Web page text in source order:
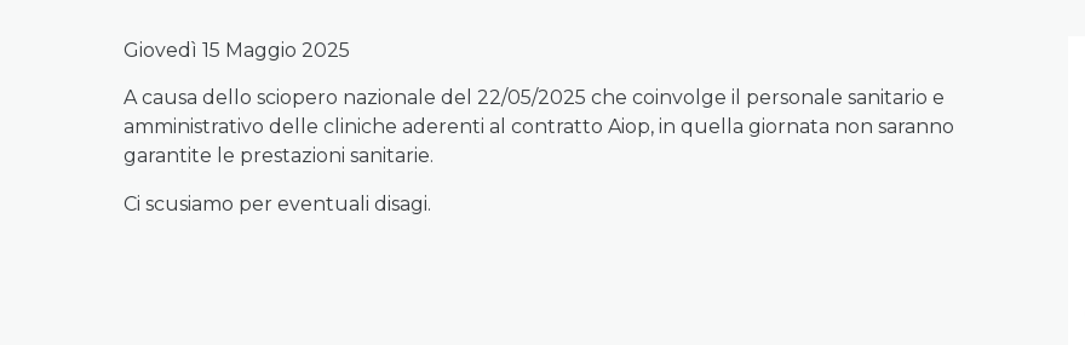
Giovedì 15 Maggio 2025
A causa dello sciopero nazionale del 22/05/2025 che coinvolge il personale sanitario e
amministrativo delle cliniche aderenti al contratto Aiop, in quella giornata non saranno
garantite le prestazioni sanitarie.
Ci scusiamo per eventuali disagi.